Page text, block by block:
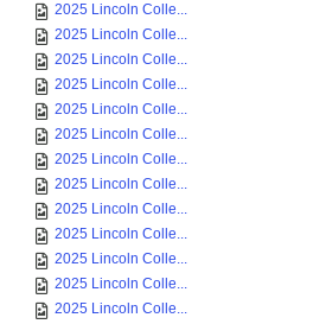
2025 Lincoln Colle...
2025 Lincoln Colle...
2025 Lincoln Colle...
2025 Lincoln Colle...
2025 Lincoln Colle...
2025 Lincoln Colle...
2025 Lincoln Colle...
2025 Lincoln Colle...
2025 Lincoln Colle...
2025 Lincoln Colle...
2025 Lincoln Colle...
2025 Lincoln Colle...
2025 Lincoln Colle...